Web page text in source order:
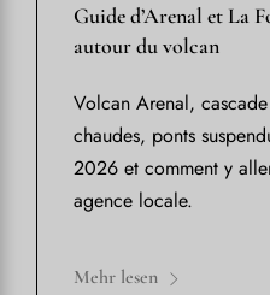
Guide d’Arenal et La
autour du volcan
Volcan Arenal,
chaudes, ponts
2026 et comment y
agence locale.
Mehr lesen